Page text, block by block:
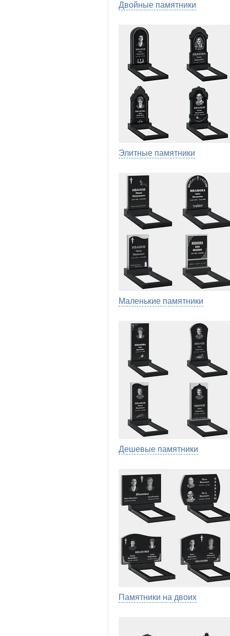
Двойные памятники
Элитные памятники
Маленькие памятники
Дешевые памятники
Памятники на двоих